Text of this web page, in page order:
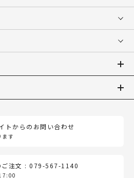
トからのお問い合わせ
す
ご注文 : 079-567-1140